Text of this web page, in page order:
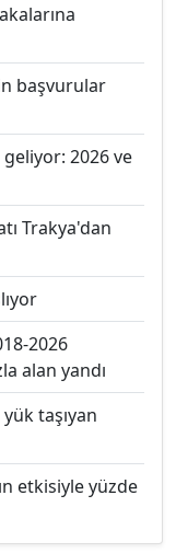
başvurular
2026 ve
Trakya'dan
2026
alan yandı
taşıyan
etkisiyle yüzde